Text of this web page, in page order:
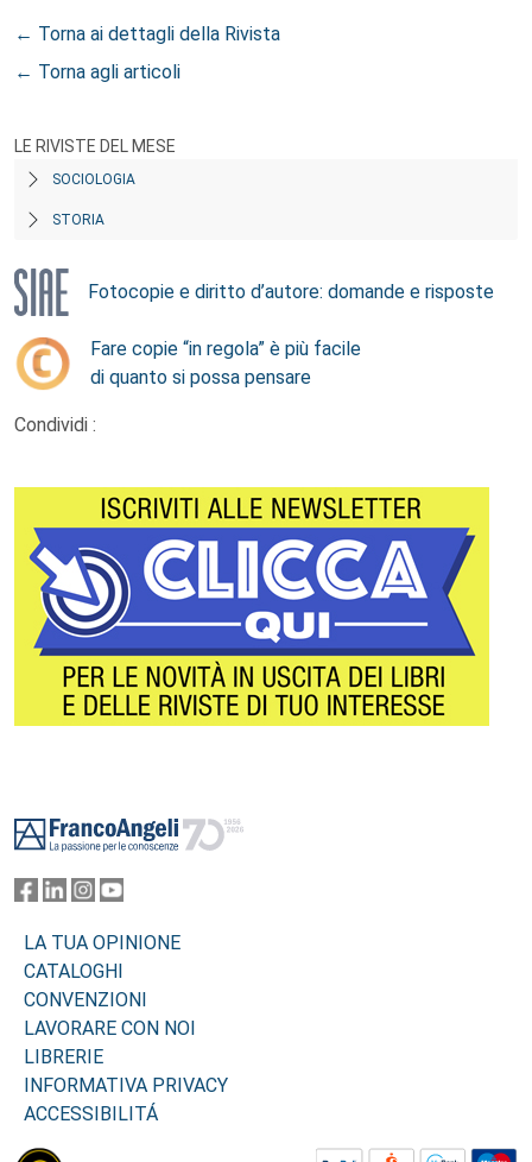
← Torna ai dettagli della Rivista
← Torna agli articoli
LE RIVISTE DEL MESE
SOCIOLOGIA
STORIA
Fotocopie e diritto d’autore: domande e risposte
Fare copie “in regola” è più facile
di quanto si possa pensare
Condividi :
LA TUA OPINIONE
CATALOGHI
CONVENZIONI
LAVORARE CON NOI
LIBRERIE
INFORMATIVA PRIVACY
ACCESSIBILITÁ